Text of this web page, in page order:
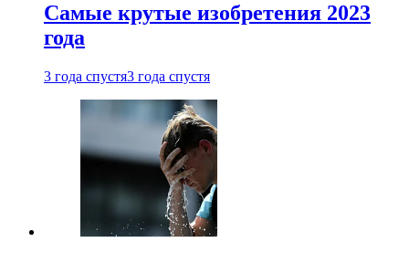
Самые крутые изобретения 2023
года
3 года спустя3 года спустя